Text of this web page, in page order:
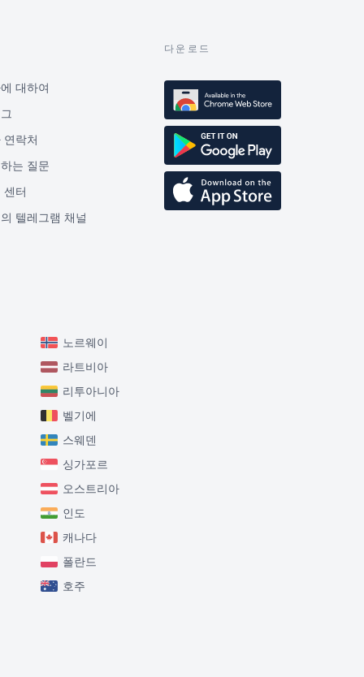
대하여
연락처
는 질문
센터
텔레그램 채널
다운로드
노르웨이
라트비아
리투아니아
벨기에
스웨덴
싱가포르
오스트리아
인도
캐나다
폴란드
호주